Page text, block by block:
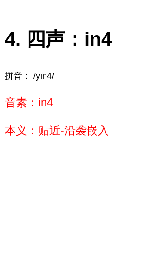
四声：in4
拼音： /yin4/
音素：in4
本义：贴近-沿袭嵌入